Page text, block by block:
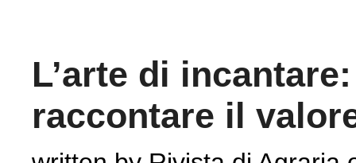
L’arte di
raccontare il